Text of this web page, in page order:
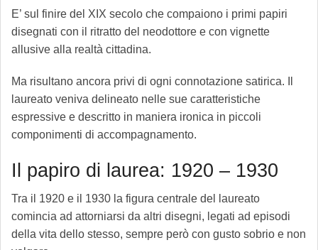
E’ sul finire del XIX secolo che compaiono i primi papiri
disegnati con il ritratto del neodottore e con vignette
allusive alla realtà cittadina.
Ma risultano ancora privi di ogni connotazione satirica. Il
laureato veniva delineato nelle sue caratteristiche
espressive e descritto in maniera ironica in piccoli
componimenti di accompagnamento.
Il papiro di laurea: 1920 – 1930
Tra il 1920 e il 1930 la figura centrale del laureato
comincia ad attorniarsi da altri disegni, legati ad episodi
della vita dello stesso, sempre però con gusto sobrio e non